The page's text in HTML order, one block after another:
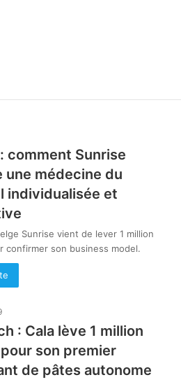
comment Sunrise
une médecine du
individualisée et
Sunrise vient de lever 1 million
confirmer son business model.
: Cala lève 1 million
pour son premier
de pâtes autonome